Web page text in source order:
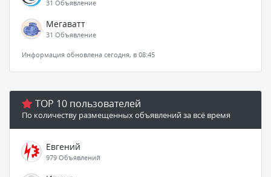
31 Объявление
Мегаватт
31 Объявление
Информация обновлена сегодня, в 08:45
TOP 10 пользователей
По количеству размещенных объявлений за всё время
Евгений
979 Объявлений